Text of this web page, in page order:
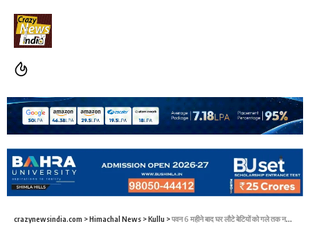
crazynewsindia.com >Himachal News >Kullu >पवन 6 महीने बाद घर लौटे बेटियों को गले तक नहीं लगाया 8 हजार फीट पर क्वारंटीन हुए